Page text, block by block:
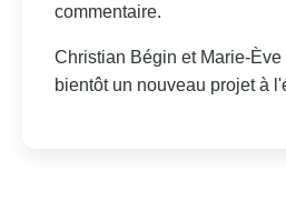
commentaire.
Christian Bégin et Marie-
bientôt un nouveau projet à